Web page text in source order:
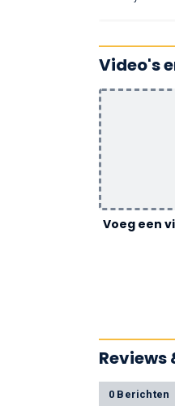
Video's
Voeg een
0 Berichten